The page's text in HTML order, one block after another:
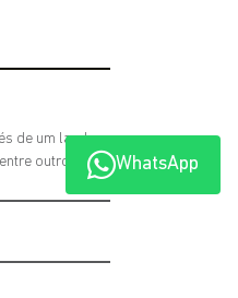
de um laudo
outros.
WhatsApp